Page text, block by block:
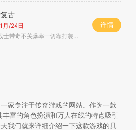
复古
月/24日
士带毒不关爆率一切靠打装备保值
详情
家专注于传奇游戏的网站。作为一款
富的角色扮演和万人在线的特点吸引
我们就来详细介绍一下这款游戏的具